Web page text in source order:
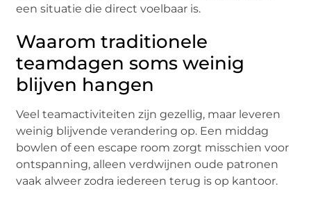
een situatie die direct voelbaar is.
Waarom traditionele
teamdagen soms weinig
blijven hangen
Veel teamactiviteiten zijn gezellig, maar leveren
weinig blijvende verandering op. Een middag
bowlen of een escape room zorgt misschien voor
ontspanning, alleen verdwijnen oude patronen
vaak alweer zodra iedereen terug is op kantoor.